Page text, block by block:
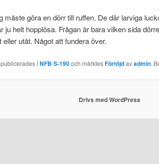
måste göra en dörr till ruffen. De där larviga
ju helt hopplösa. Frågan är bara vilken sida
eller utåt. Något att fundera över.
i NFB S-190och märktesFörtöjdavadmin.
Drivs med WordPress